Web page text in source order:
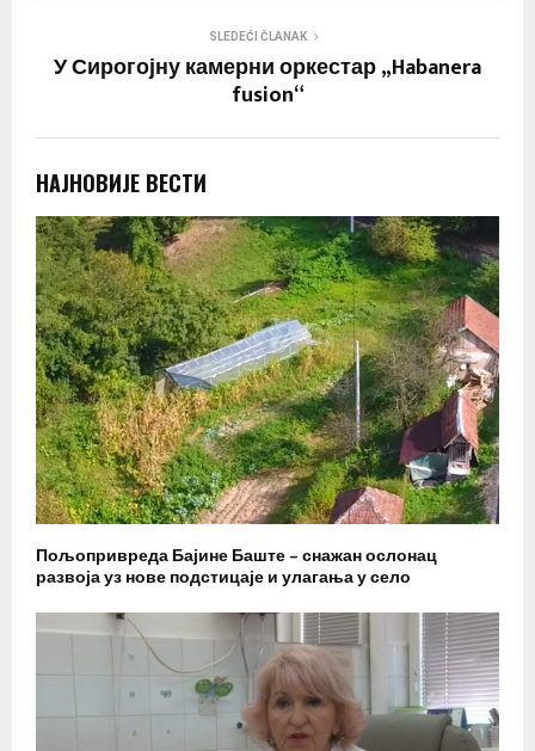
SLEDEĆI ČLANAK
У Сирогојну камерни оркестар „Habanera
fusion“
НАЈНОВИЈЕ ВЕСТИ
Пољопривреда Бајине Баште – снажан ослонац
развоја уз нове подстицаје и улагања у село